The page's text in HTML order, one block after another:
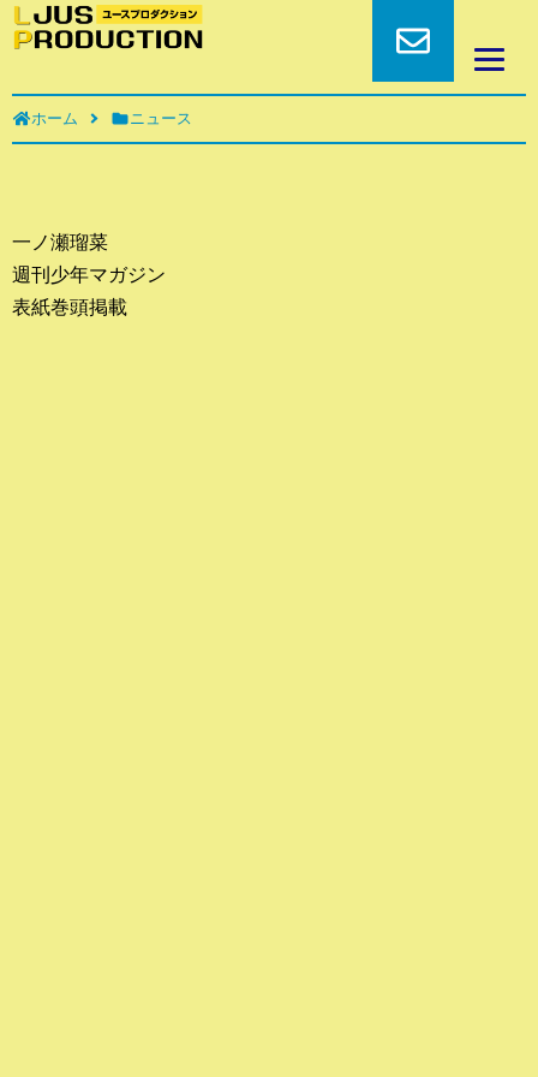
ホーム ニュース
一ノ瀬瑠菜
週刊少年マガジン
表紙巻頭掲載